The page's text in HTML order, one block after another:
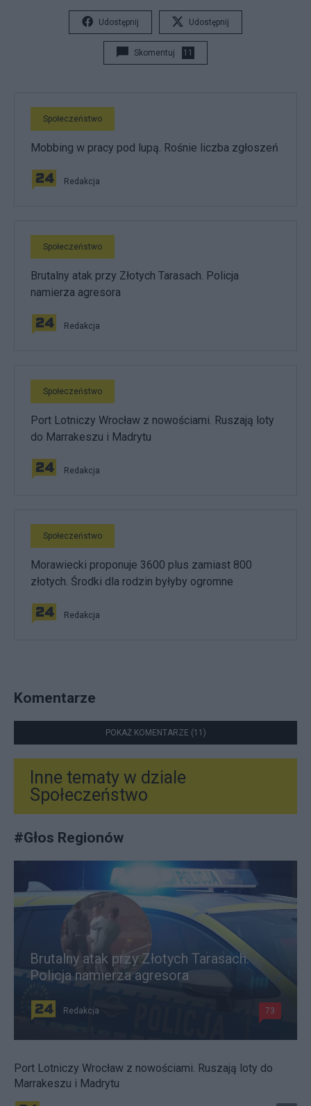
Udostępnij Udostępnij
Skomentuj 11
Społeczeństwo
Mobbing w pracy pod lupą. Rośnie liczba zgłoszeń
Redakcja
Społeczeństwo
Brutalny atak przy Złotych Tarasach. Policja
namierza agresora
Redakcja
Społeczeństwo
Port Lotniczy Wrocław z nowościami. Ruszają loty
do Marrakeszu i Madrytu
Redakcja
Społeczeństwo
Morawiecki proponuje 3600 plus zamiast 800
złotych. Środki dla rodzin byłyby ogromne
Redakcja
Komentarze
POKAŻ KOMENTARZE (11)
Inne tematy w dziale
Społeczeństwo
#Głos Regionów
Brutalny atak przy Złotych Tarasach.
Policja namierza agresora
Redakcja 73
Port Lotniczy Wrocław z nowościami. Ruszają loty do
Marrakeszu i Madrytu